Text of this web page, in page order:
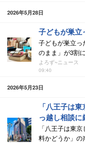
2026年5月28日
子どもが巣立
子どもが巣立っ
のまま」が3割に
よろず~ニュース
09:40
2026年5月23日
「八王子は
っ越し相談に
「八王子は東
料かどうか」の